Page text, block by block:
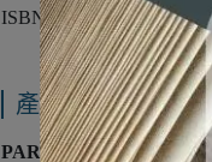
ISBN：9786269602124
產品內容與運送
PART 1 常微分方程